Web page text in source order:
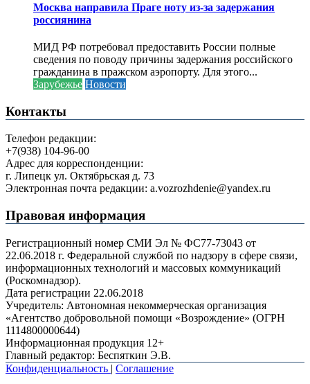
Москва направила Праге ноту из-за задержания
россиянина
МИД РФ потребовал предоставить России полные
сведения по поводу причины задержания российского
гражданина в пражском аэропорту. Для этого...
Зарубежье Новости
Контакты
Телефон редакции:
+7(938) 104-96-00
Адрес для корреспонденции:
г. Липецк ул. Октябрьская д. 73
Электронная почта редакции: a.vozrozhdenie@yandex.ru
Правовая информация
Регистрационный номер СМИ Эл № ФС77-73043 от
22.06.2018 г. Федеральной службой по надзору в сфере связи,
информационных технологий и массовых коммуникаций
(Роскомнадзор).
Дата регистрации 22.06.2018
Учредитель: Автономная некоммерческая организация
«Агентство добровольной помощи «Возрождение» (ОГРН
1114800000644)
Информационная продукция 12+
Главный редактор: Беспяткин Э.В.
Конфиденциальность | Соглашение